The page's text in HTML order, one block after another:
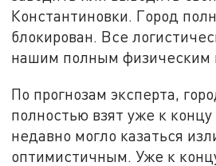
Константиновки. Город
блокирован. Все
нашим полным физическим
По прогнозам эксперта,
полностью взят уже к
недавно могло казаться
оптимистичным. Уже к